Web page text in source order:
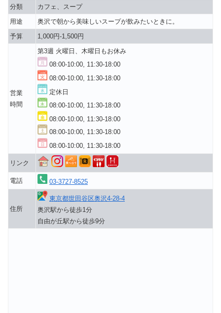
分類
カフェ、スープ
用途
奥沢で朝から美味しいスープが飲みたいときに。
予算
1,000円-1,500円
営業
時間
第3週 火曜日、木曜日もお休み
08:00-10:00, 11:30-18:00
08:00-10:00, 11:30-18:00
定休日
08:00-10:00, 11:30-18:00
08:00-10:00, 11:30-18:00
08:00-10:00, 11:30-18:00
08:00-10:00, 11:30-18:00
リンク
電話 03-3727-8525
住所
東京都世田谷区奥沢4-28-4
奥沢駅から徒歩1分
自由が丘駅から徒歩9分